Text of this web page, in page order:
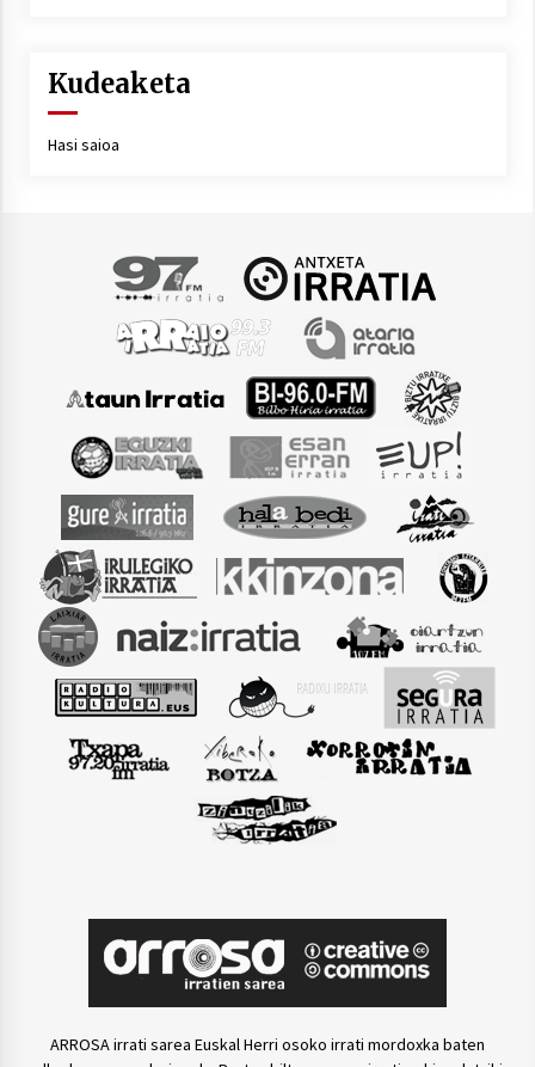
Kudeaketa
Hasi saioa
ARROSA irrati sarea Euskal Herri osoko irrati mordoxka baten